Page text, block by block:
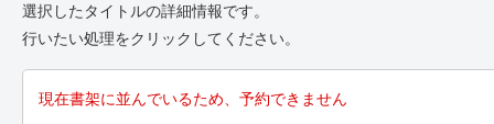
選択したタイトルの詳細情報です。
行いたい処理をクリックしてください。
現在書架に並んでいるため、予約できません